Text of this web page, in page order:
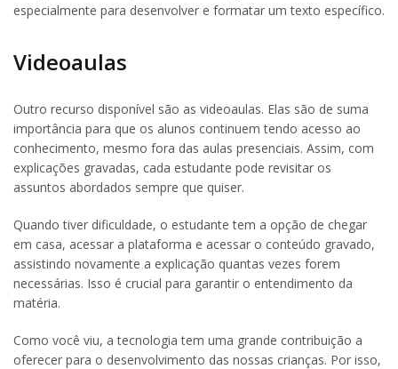
especialmente para desenvolver e formatar um texto específico.
Videoaulas
Outro recurso disponível são as videoaulas. Elas são de suma
importância para que os alunos continuem tendo acesso ao
conhecimento, mesmo fora das aulas presenciais. Assim, com
explicações gravadas, cada estudante pode revisitar os
assuntos abordados sempre que quiser.
Quando tiver dificuldade, o estudante tem a opção de chegar
em casa, acessar a plataforma e acessar o conteúdo gravado,
assistindo novamente a explicação quantas vezes forem
necessárias. Isso é crucial para garantir o entendimento da
matéria.
Como você viu, a tecnologia tem uma grande contribuição a
oferecer para o desenvolvimento das nossas crianças. Por isso,